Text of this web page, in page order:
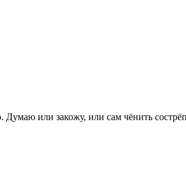
Думаю или закожу, или сам чёнить